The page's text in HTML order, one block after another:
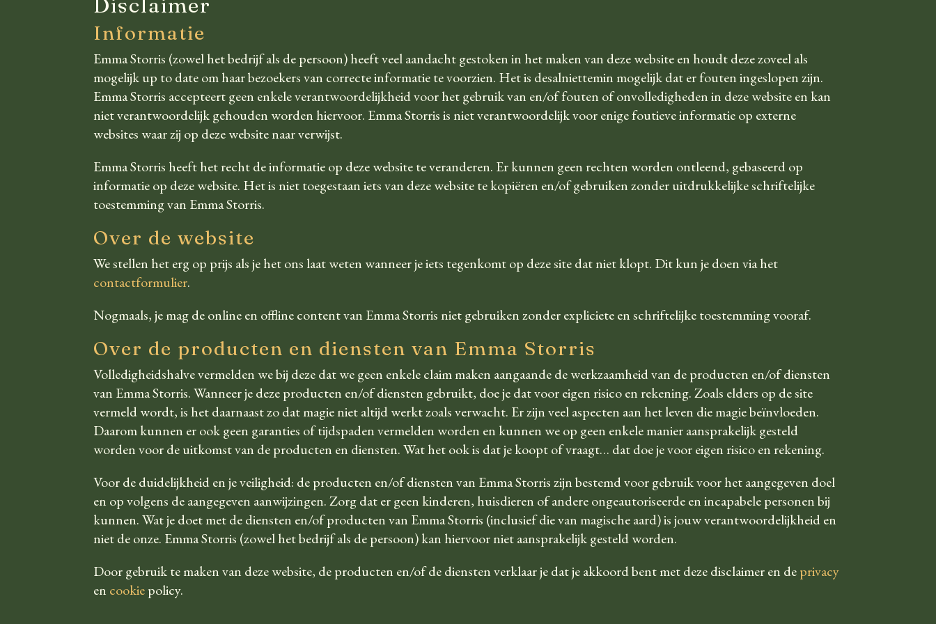
Informatie
Emma Storris (zowel het bedrijf als de persoon) heeft veel aandacht gestoken in het maken van deze website en houdt deze zoveel als
mogelijk up to date om haar bezoekers van correcte informatie te voorzien. Het is desalniettemin mogelijk dat er fouten ingeslopen zijn.
Emma Storris accepteert geen enkele verantwoordelijkheid voor het gebruik van en/of fouten of onvolledigheden in deze website en kan
niet verantwoordelijk gehouden worden hiervoor. Emma Storris is niet verantwoordelijk voor enige foutieve informatie op externe
websites waar zij op deze website naar verwijst.
Emma Storris heeft het recht de informatie op deze website te veranderen. Er kunnen geen rechten worden ontleend, gebaseerd op
informatie op deze website. Het is niet toegestaan iets van deze website te kopiëren en/of gebruiken zonder uitdrukkelijke schriftelijke
toestemming van Emma Storris.
Over de website
We stellen het erg op prijs als je het ons laat weten wanneer je iets tegenkomt op deze site dat niet klopt. Dit kun je doen via het
contactformulier.
Nogmaals, je mag de online en offline content van Emma Storris niet gebruiken zonder expliciete en schriftelijke toestemming vooraf.
Over de producten en diensten van Emma Storris
Volledigheidshalve vermelden we bij deze dat we geen enkele claim maken aangaande de werkzaamheid van de producten en/of diensten
van Emma Storris. Wanneer je deze producten en/of diensten gebruikt, doe je dat voor eigen risico en rekening. Zoals elders op de site
vermeld wordt, is het daarnaast zo dat magie niet altijd werkt zoals verwacht. Er zijn veel aspecten aan het leven die magie beïnvloeden.
Daarom kunnen er ook geen garanties of tijdspaden vermelden worden en kunnen we op geen enkele manier aansprakelijk gesteld
worden voor de uitkomst van de producten en diensten. Wat het ook is dat je koopt of vraagt… dat doe je voor eigen risico en rekening.
Voor de duidelijkheid en je veiligheid: de producten en/of diensten van Emma Storris zijn bestemd voor gebruik voor het aangegeven doel
en op volgens de aangegeven aanwijzingen. Zorg dat er geen kinderen, huisdieren of andere ongeautoriseerde en incapabele personen bij
kunnen. Wat je doet met de diensten en/of producten van Emma Storris (inclusief die van magische aard) is jouw verantwoordelijkheid en
niet de onze. Emma Storris (zowel het bedrijf als de persoon) kan hiervoor niet aansprakelijk gesteld worden.
Door gebruik te maken van deze website, de producten en/of de diensten verklaar je dat je akkoord bent met deze disclaimer en deprivacy
en cookiepolicy.